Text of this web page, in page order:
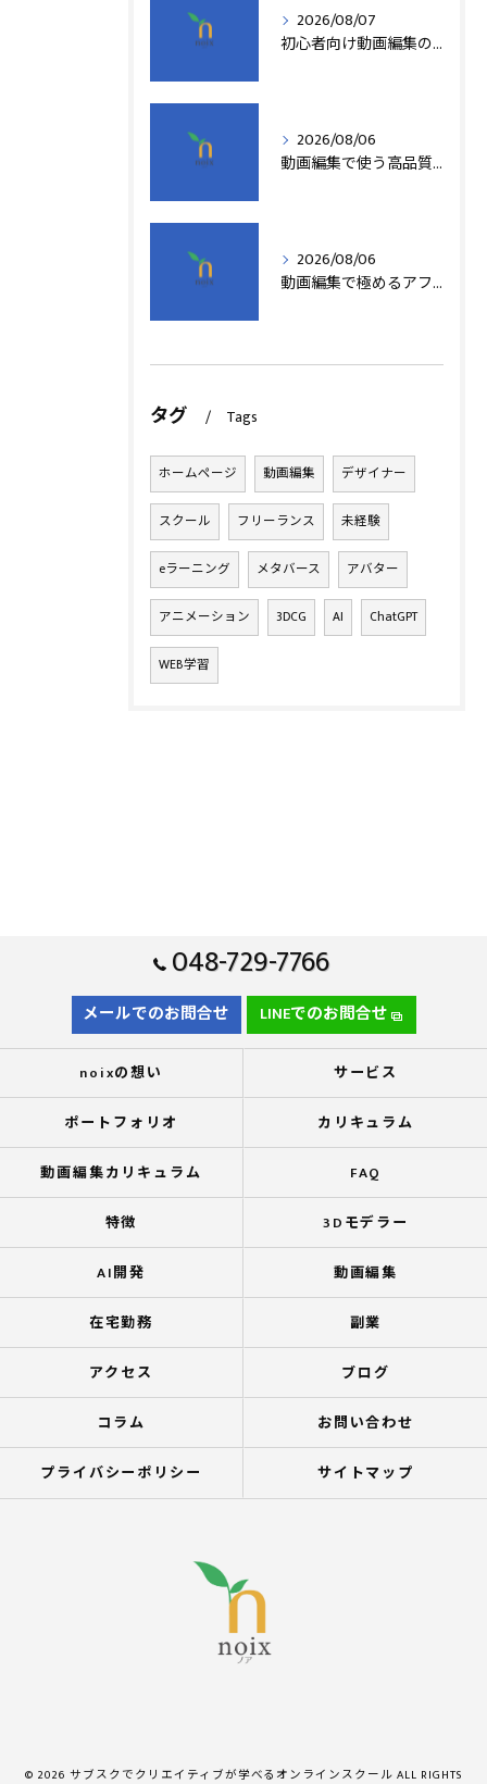
2026/08/07
初心者向け動画編集の簡単テクニック
2026/08/06
動画編集で使う高品質アフターエフェクトテンプレート活用術
2026/08/06
動画編集で極めるアフターエフェクト基本技術
タグ Tags
ホームページ 動画編集 デザイナー
スクール フリーランス 未経験
eラーニング メタバース アバター
アニメーション 3DCG AI ChatGPT
WEB学習
048-729-7766
メールでのお問合せ LINEでのお問合せ
noixの想い サービス
ポートフォリオ カリキュラム
動画編集カリキュラム FAQ
特徴 3Dモデラー
AI開発 動画編集
在宅勤務 副業
アクセス ブログ
コラム お問い合わせ
プライバシーポリシー サイトマップ
© 2026 サブスクでクリエイティブが学べるオンラインスクール ALL RIGHTS